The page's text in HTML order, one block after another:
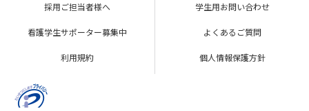
採用ご担当者様へ 学生用お問い合わせ
看護学生サポーター募集中 よくあるご質問
利用規約 個人情報保護方針